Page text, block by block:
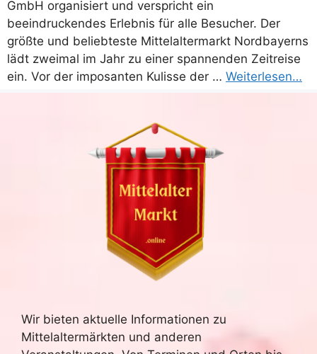
GmbH organisiert und verspricht ein
beeindruckendes Erlebnis für alle Besucher. Der
größte und beliebteste Mittelaltermarkt Nordbayerns
lädt zweimal im Jahr zu einer spannenden Zeitreise
ein. Vor der imposanten Kulisse der … Weiterlesen…
Wir bieten aktuelle Informationen zu
Mittelaltermärkten und anderen